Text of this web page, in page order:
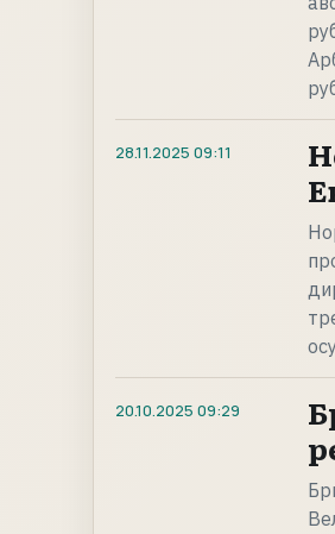
28.11.2025 09:11
20.10.2025 09:29